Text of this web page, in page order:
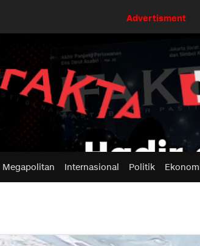
Advertisment
Megapolitan Internasional Politik